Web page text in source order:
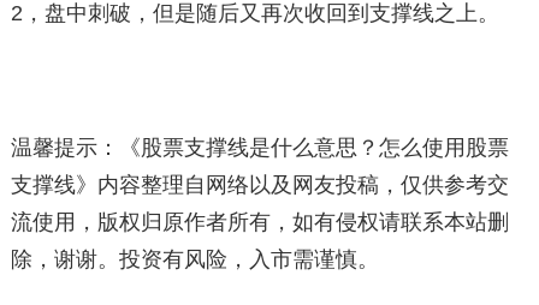
2，盘中刺破，但是随后又再次收回到支撑线之上。
温馨提示：《股票支撑线是什么意思？怎么使用股票
支撑线》内容整理自网络以及网友投稿，仅供参考交
流使用，版权归原作者所有，如有侵权请联系本站删
除，谢谢。投资有风险，入市需谨慎。